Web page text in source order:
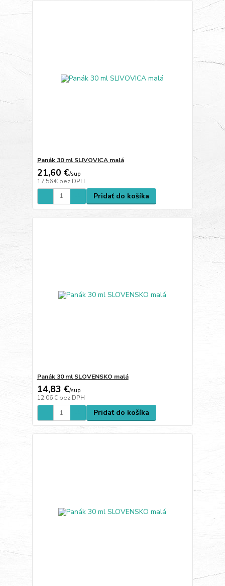
Panák 30 ml SLIVOVICA malá
21,60 €/sup
17,56 € bez DPH
Pridať do košíka
Panák 30 ml SLOVENSKO malá
14,83 €/sup
12,06 € bez DPH
Pridať do košíka